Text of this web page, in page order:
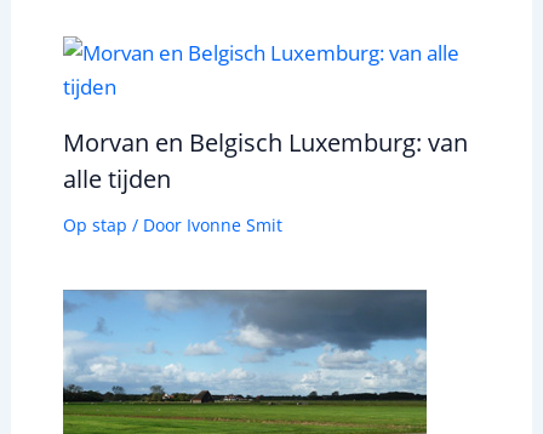
Morvan en Belgisch Luxemburg: van
alle tijden
Op stap / Door Ivonne Smit